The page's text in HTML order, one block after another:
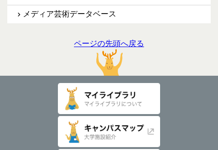
メディア芸術データベース
ページの先頭へ戻る